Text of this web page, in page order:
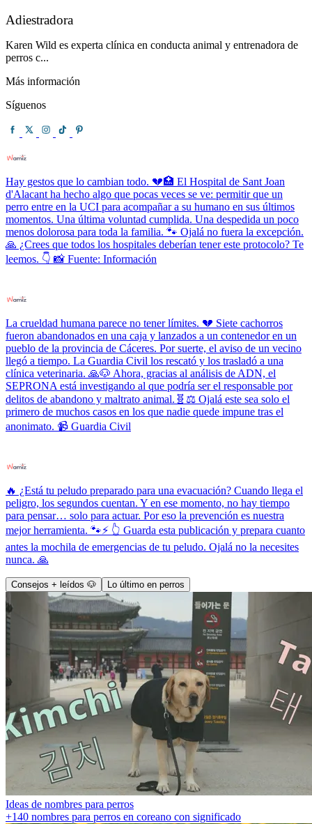
Adiestradora
Karen Wild es experta clínica en conducta animal y entrenadora de
perros c...
Más información
Síguenos
Hay gestos que lo cambian todo. 💔🏥 El Hospital de Sant Joan
d'Alacant ha hecho algo que pocas veces se ve: permitir que un
perro entre en la UCI para acompañar a su humano en sus últimos
momentos. Una última voluntad cumplida. Una despedida un poco
menos dolorosa para toda la familia. 🐾 Ojalá no fuera la excepción.
🙏 ¿Crees que todos los hospitales deberían tener este protocolo? Te
leemos. 👇 📸 Fuente: Información
La crueldad humana parece no tener límites. 💔 Siete cachorros
fueron abandonados en una caja y lanzados a un contenedor en un
pueblo de la provincia de Cáceres. Por suerte, el aviso de un vecino
llegó a tiempo. La Guardia Civil los rescató y los trasladó a una
clínica veterinaria. 🙏🐶 Ahora, gracias al análisis de ADN, el
SEPRONA está investigando al que podría ser el responsable por
delitos de abandono y maltrato animal.🧬⚖️ Ojalá este sea solo el
primero de muchos casos en los que nadie quede impune tras el
anonimato. 📹 Guardia Civil
🔥 ¿Está tu peludo preparado para una evacuación? Cuando llega el
peligro, los segundos cuentan. Y en ese momento, no hay tiempo
para pensar… solo para actuar. Por eso la prevención es nuestra
mejor herramienta. 🐾⚡ 👆 Guarda esta publicación y prepara cuanto
antes la mochila de emergencias de tu peludo. Ojalá no la necesites
nunca. 🙏
Consejos + leídos 🐶 Lo último en perros
Ideas de nombres para perros
+140 nombres para perros en coreano con significado